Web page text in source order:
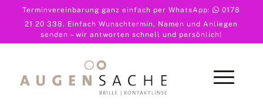
Terminvereinbarung ganz einfach per WhatsApp:
0178
21 20 338. Einfach Wunschtermin, Namen und Anliegen
senden – wir antworten schnell und persönlich!